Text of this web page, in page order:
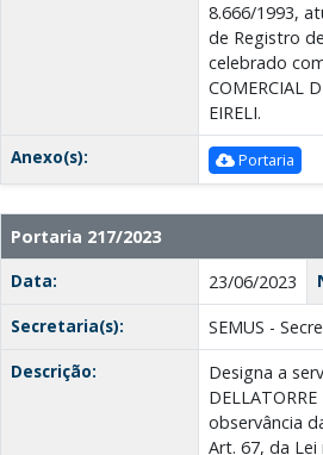
8.666/1993,
de Registro
celebrado
COMERCIAL
EIRELI.
Anexo(s):
Portaria
Portaria 217/2023
Data:
23/06/2023
Secretaria(s):
SEMUS -
Descrição:
Designa a
observância
Art. 67, da Lei